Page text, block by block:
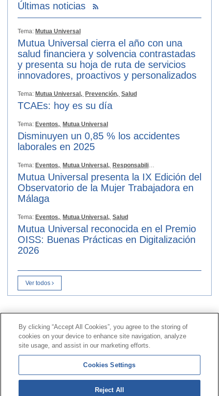
Últimas noticias
Tema: Mutua Universal
Mutua Universal cierra el año con una
salud financiera y solvencia contrastadas
y presenta su hoja de ruta de servicios
innovadores, proactivos y personalizados
Tema: Mutua Universal, Prevención, Salud
TCAEs: hoy es su día
Tema: Eventos, Mutua Universal
Disminuyen un 0,85 % los accidentes
laborales en 2025
Tema: Eventos, Mutua Universal, Responsabilidad Social
Mutua Universal presenta la IX Edición del
Observatorio de la Mujer Trabajadora en
Málaga
Tema: Eventos, Mutua Universal, Salud
Mutua Universal reconocida en el Premio
OISS: Buenas Prácticas en Digitalización
2026
Ver todos
Línea Universal 900 203 203|Zona Privada Comisión de
Prestaciones Especiales
|Zona Privada Proveedor
Sanitario
© Mutua Universal 2026 | Mapa del sitio | Aviso legal
Política de Protección de Datos
By clicking “Accept All Cookies”, you agree to the storing of
cookies on your device to enhance site navigation, analyze
site usage, and assist in our marketing efforts.
Cookies Settings
Reject All